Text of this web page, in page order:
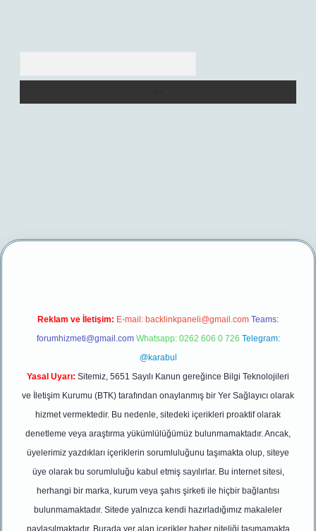
betexper yeni giriş
Reklam ve İletişim: E-mail: backlinkpaneli@gmail.com Teams:
forumhizmeti@gmail.com Whatsapp: 0262 606 0 726 Telegram:
@karabul
Yasal Uyarı: Sitemiz, 5651 Sayılı Kanun gereğince Bilgi Teknolojileri
ve İletişim Kurumu (BTK) tarafından onaylanmış bir Yer Sağlayıcı olarak
hizmet vermektedir. Bu nedenle, sitedeki içerikleri proaktif olarak
denetleme veya araştırma yükümlülüğümüz bulunmamaktadır. Ancak,
üyelerimiz yazdıkları içeriklerin sorumluluğunu taşımakta olup, siteye
üye olarak bu sorumluluğu kabul etmiş sayılırlar. Bu internet sitesi,
herhangi bir marka, kurum veya şahıs şirketi ile hiçbir bağlantısı
bulunmamaktadır. Sitede yalnızca kendi hazırladığımız makaleler
paylaşılmaktadır. Burada yer alan içerikler haber niteliği taşımamakta